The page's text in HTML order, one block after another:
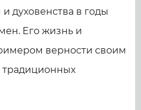
духовенства в годы
Его жизнь и
верности своим